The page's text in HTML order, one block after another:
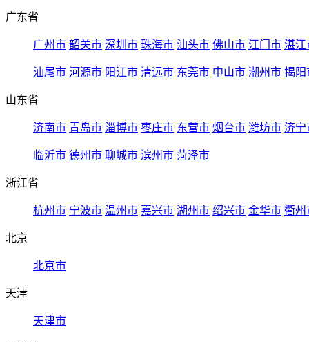
广东省
广州市 韶关市 深圳市 珠海市 汕头市 佛山市 江门市 湛江
汕尾市 河源市 阳江市 清远市 东莞市 中山市 潮州市 揭阳
山东省
济南市 青岛市 淄博市 枣庄市 东营市 烟台市 潍坊市 济宁
临沂市 德州市 聊城市 滨州市 菏泽市
浙江省
杭州市 宁波市 温州市 嘉兴市 湖州市 绍兴市 金华市 衢州
北京
北京市
天津
天津市